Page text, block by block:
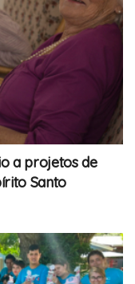
a projetos de
Santo